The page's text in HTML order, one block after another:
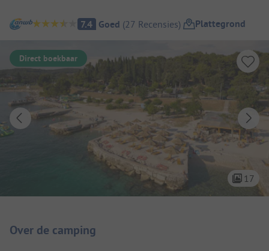
Camping overzicht
7.4 Goed (27 Recensies) Plattegrond
Direct boekbaar
17
Over de camping